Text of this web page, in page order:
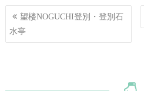
投
稿
ナ
望楼NOGUCHI登別・登別石
水亭